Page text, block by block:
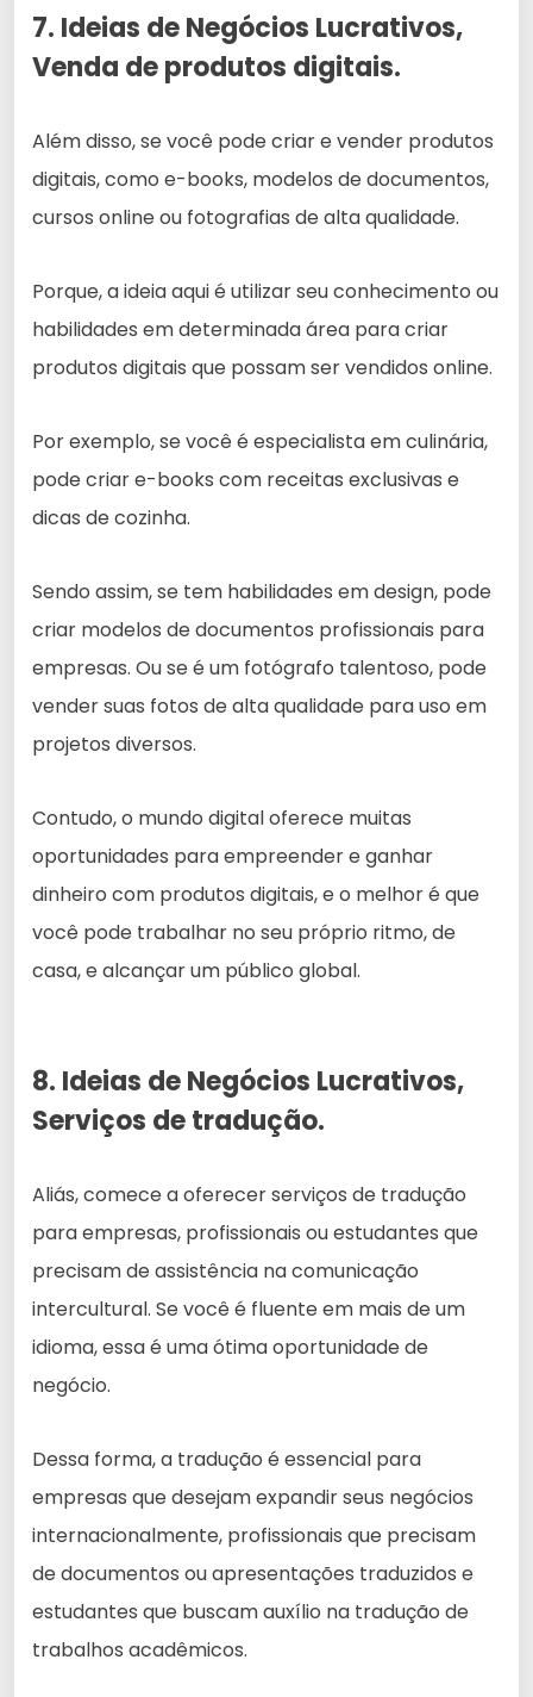
7. Ideias de Negócios Lucrativos,
Venda de produtos digitais.
Além disso, se você pode criar e vender produtos
digitais, como e-books, modelos de documentos,
cursos online ou fotografias de alta qualidade.
Porque, a ideia aqui é utilizar seu conhecimento ou
habilidades em determinada área para criar
produtos digitais que possam ser vendidos online.
Por exemplo, se você é especialista em culinária,
pode criar e-books com receitas exclusivas e
dicas de cozinha.
Sendo assim, se tem habilidades em design, pode
criar modelos de documentos profissionais para
empresas. Ou se é um fotógrafo talentoso, pode
vender suas fotos de alta qualidade para uso em
projetos diversos.
Contudo, o mundo digital oferece muitas
oportunidades para empreender e ganhar
dinheiro com produtos digitais, e o melhor é que
você pode trabalhar no seu próprio ritmo, de
casa, e alcançar um público global.
8. Ideias de Negócios Lucrativos,
Serviços de tradução.
Aliás, comece a oferecer serviços de tradução
para empresas, profissionais ou estudantes que
precisam de assistência na comunicação
intercultural. Se você é fluente em mais de um
idioma, essa é uma ótima oportunidade de
negócio.
Dessa forma, a tradução é essencial para
empresas que desejam expandir seus negócios
internacionalmente, profissionais que precisam
de documentos ou apresentações traduzidos e
estudantes que buscam auxílio na tradução de
trabalhos acadêmicos.